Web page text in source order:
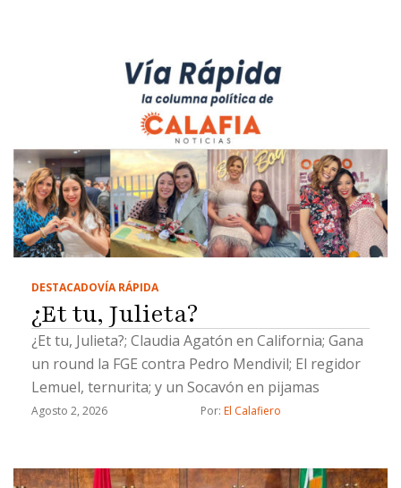
DESTACADOVÍA RÁPIDA
¿Et tu, Julieta?
¿Et tu, Julieta?; Claudia Agatón en California; Gana
un round la FGE contra Pedro Mendivil; El regidor
Lemuel, ternurita; y un Socavón en pijamas
Agosto 2, 2026 Por: El Calafiero